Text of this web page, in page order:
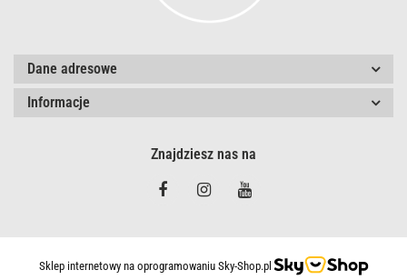
Dane adresowe
Informacje
Znajdziesz nas na
Sklep internetowy na oprogramowaniu Sky-Shop.pl